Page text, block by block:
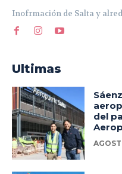
Inofrmación de Salta y
Ultimas
del